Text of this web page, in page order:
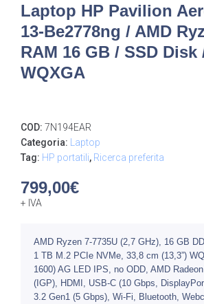
Laptop HP Pavilion
13-Be2778ng / AMD
RAM 16 GB / SSD Disk
WQXGA
COD: 7N194EAR
Categoria:
Laptop
Tag: HP portatili, Ricerca preferita
799,00€
+ IVA
AMD Ryzen 7-7735U (2,7 GHz), 16 GB
1 TB M.2 PCIe NVMe, 33,8 cm (13,3”)
1600) AG LED IPS, no ODD, AMD
(IGP), HDMI, USB-C (10 Gbps,
3.2 Gen1 (5 Gbps), Wi-Fi, Bluetooth,